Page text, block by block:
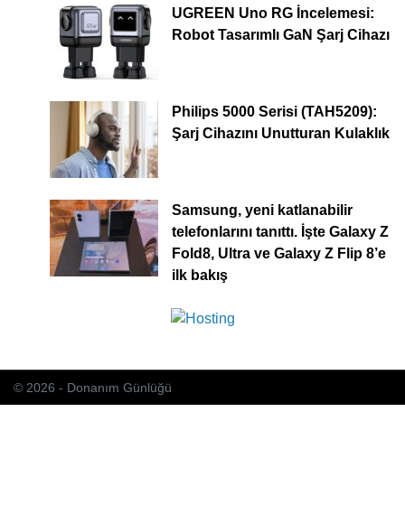
UGREEN Uno RG İncelemesi:
Robot Tasarımlı GaN Şarj Cihazı
Philips 5000 Serisi (TAH5209):
Şarj Cihazını Unutturan Kulaklık
Samsung, yeni katlanabilir
telefonlarını tanıttı. İşte Galaxy Z
Fold8, Ultra ve Galaxy Z Flip 8’e
ilk bakış
© 2026 - Donanım Günlüğü